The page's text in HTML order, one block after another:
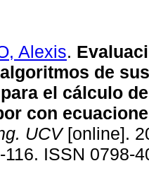
Alexis.
de
el cálculo
con
UCV[online].
116. ISSN 0798-